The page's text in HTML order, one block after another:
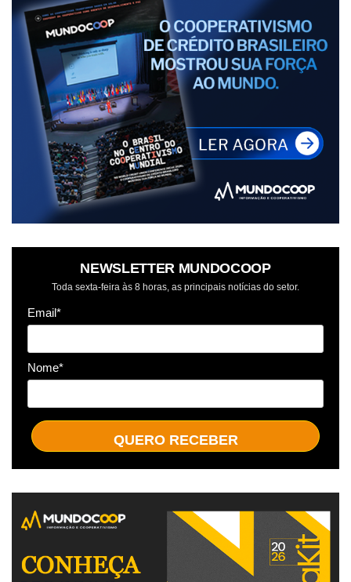
NEWSLETTER MUNDOCOOP
Toda sexta-feira às 8 horas, as principais notícias do setor.
Email*
Nome*
QUERO RECEBER